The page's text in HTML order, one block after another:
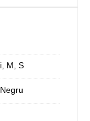
i M S
Negru